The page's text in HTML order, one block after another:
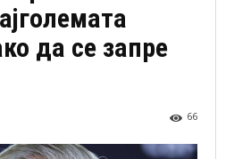
да се запре
66